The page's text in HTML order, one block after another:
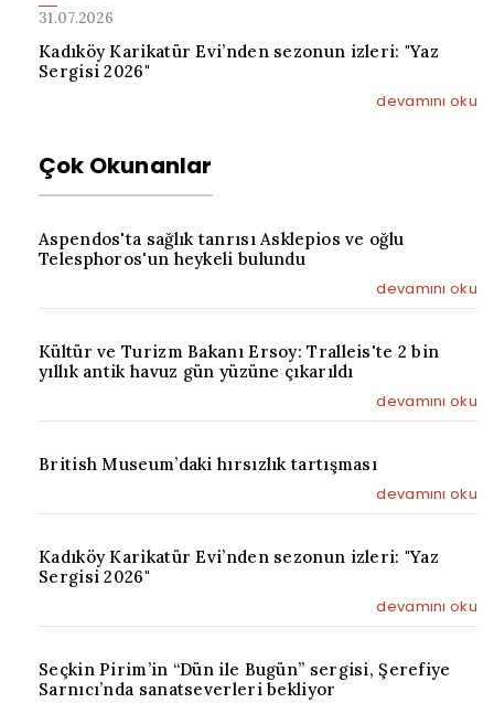
31.07.2026
Kadıköy Karikatür Evi’nden sezonun izleri: "Yaz
Sergisi 2026"
devamını oku
Çok Okunanlar
Aspendos'ta sağlık tanrısı Asklepios ve oğlu
Telesphoros'un heykeli bulundu
devamını oku
Kültür ve Turizm Bakanı Ersoy: Tralleis'te 2 bin
yıllık antik havuz gün yüzüne çıkarıldı
devamını oku
British Museum’daki hırsızlık tartışması
devamını oku
Kadıköy Karikatür Evi’nden sezonun izleri: "Yaz
Sergisi 2026"
devamını oku
Seçkin Pirim’in “Dün ile Bugün” sergisi, Şerefiye
Sarnıcı’nda sanatseverleri bekliyor